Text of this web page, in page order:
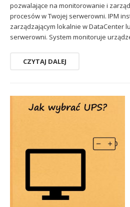
pozwalające na monitorowanie i
procesów w Twojej serwerowni. IPM
zarządzającym lokalnie w DataCenter
serwerowni. System monitoruje
CZYTAJ DALEJ